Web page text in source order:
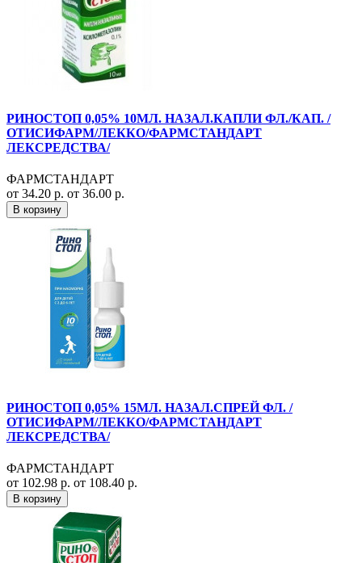
РИНОСТОП 0,05% 10МЛ. НАЗАЛ.КАПЛИ ФЛ./КАП. /
ОТИСИФАРМ/ЛЕККО/ФАРМСТАНДАРТ
ЛЕКСРЕДСТВА/
ФАРМСТАНДАРТ
от 34.20 р. от 36.00 р.
В корзину
РИНОСТОП 0,05% 15МЛ. НАЗАЛ.СПРЕЙ ФЛ. /
ОТИСИФАРМ/ЛЕККО/ФАРМСТАНДАРТ
ЛЕКСРЕДСТВА/
ФАРМСТАНДАРТ
от 102.98 р. от 108.40 р.
В корзину